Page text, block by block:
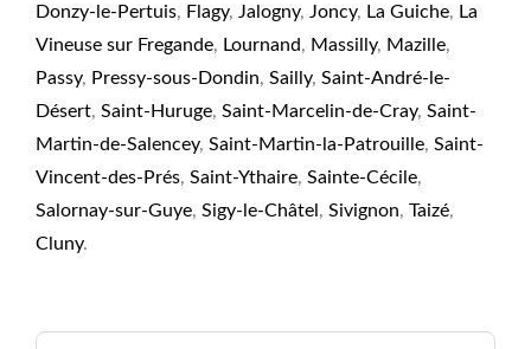
Donzy-le-Pertuis, Flagy, Jalogny, Joncy, La Guiche, La
Vineuse sur Fregande, Lournand, Massilly, Mazille,
Passy, Pressy-sous-Dondin, Sailly, Saint-André-le-
Désert, Saint-Huruge, Saint-Marcelin-de-Cray, Saint-
Martin-de-Salencey, Saint-Martin-la-Patrouille, Saint-
Vincent-des-Prés, Saint-Ythaire, Sainte-Cécile,
Salornay-sur-Guye, Sigy-le-Châtel , Sivignon, Taizé,
Cluny.